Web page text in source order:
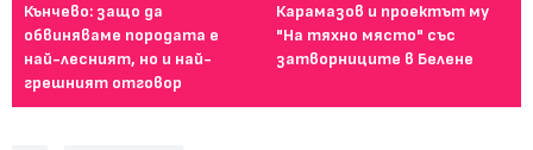
Кънчево: защо да
обвиняваме породата е
най-лесният, но и най-
грешният отговор
Карамазов и проектът му
"На тяхно място" със
затворниците в Белене